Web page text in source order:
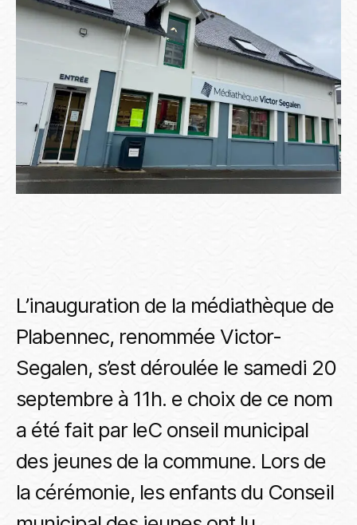
L’inauguration de la médiathèque de
Plabennec, renommée Victor-
Segalen, s’est déroulée le samedi 20
septembre à 11h. e choix de ce nom
a été fait par leC onseil municipal
des jeunes de la commune. Lors de
la cérémonie, les enfants du Conseil